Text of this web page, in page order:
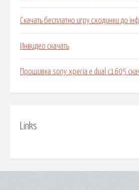
Скачать бесплатно игру сходинки до
Инвидео скачать
Прошивка sony xperia e dual c1605
Links